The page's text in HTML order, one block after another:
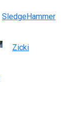
SledgeHammer
Zicki